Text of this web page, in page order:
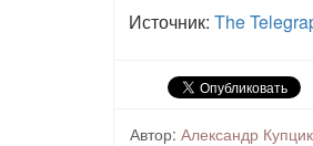
Источник: The
Автор: Александр